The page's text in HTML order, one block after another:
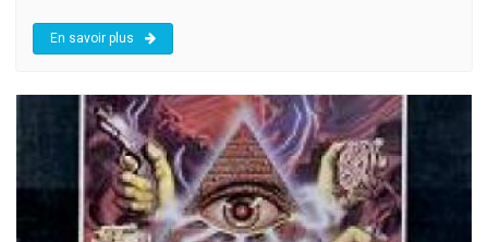
En savoir plus